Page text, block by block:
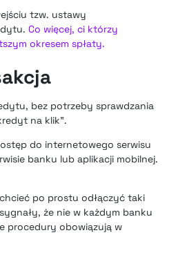
tzw. ustawy
Co więcej, ci którzy
okresem spłaty.
bez potrzeby sprawdzania
na klik”.
do internetowego serwisu
banku lub aplikacji mobilnej.
po prostu odłączyć taki
że nie w każdym banku
procedury obowiązują w